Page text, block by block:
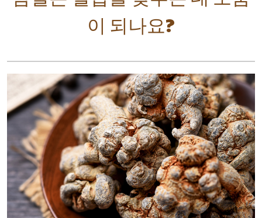
수면제
성장 다이
어트
이 되나요?